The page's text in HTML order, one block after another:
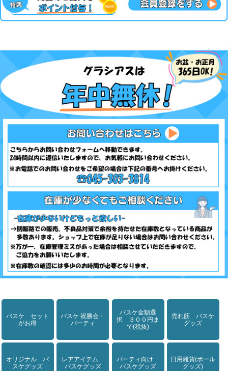
バスケ セット
がお得
バスケ 祝勝会・
パーティ
バスケ金額選
択 ３００円ま
で(税抜)
売れ筋 バスケ
グッズ
オリジナル バ
スケグッズ
レアアイテム
バスケグッズ
パーティ向け
バスケグッズ
日用雑貨(ボール
グッズ)